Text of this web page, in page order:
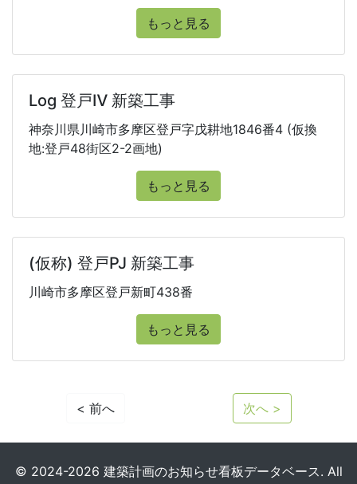
もっと見る
Log 登戸Ⅳ 新築工事
神奈川県川崎市多摩区登戸字戊耕地1846番4 (仮換
地:登戸48街区2-2画地)
もっと見る
(仮称) 登戸PJ 新築工事
川崎市多摩区登戸新町438番
もっと見る
< 前へ 次へ >
© 2024-2026 建築計画のお知らせ看板データベース. All